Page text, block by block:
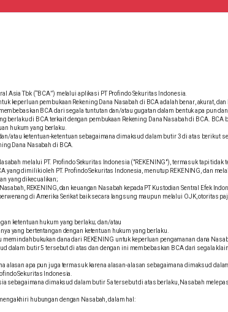
Asia Tbk (“BCA”) melalui aplikasi PT Profindo Sekuritas Indonesia.
keperluan pembukaan Rekening Dana Nasabah di BCA adalah benar, akurat,
BCA dari segala tuntutan dan/atau gugatan dalam bentuk apa pun
di BCA terkait dengan pembukaan Rekening Dana Nasabah di BCA.
hukum yang berlaku.
atau ketentuan-ketentuan sebagaimana dimaksud dalam butir 3 di atas berikut
Dana Nasabah di BCA.
melalui PT. Profindo Sekuritas Indonesia ("REKENING"), termasuk tapi
yang dimiliki oleh PT. Profindo Sekuritas Indonesia, menutup REKENING, dan
yang dikecualikan;
REKENING, dan keuangan Nasabah kepada PT Kustodian Sentral Efek
di Amerika Serikat baik secara langsung maupun melalui OJK, otoritas
ketentuan hukum yang berlaku; dan/atau
yang bertentangan dengan ketentuan hukum yang berlaku.
dana dari REKENING untuk keperluan pengamanan dana
dalam butir 5 tersebut di atas dan dengan ini membebaskan BCA dari segala
apa pun juga termasuk karena alasan-alasan sebagaimana dimaksud
Sekuritas Indonesia.
sebagaimana dimaksud dalam butir 5a tersebut di atas berlaku, Nasabah
hubungan dengan Nasabah, dalam hal: